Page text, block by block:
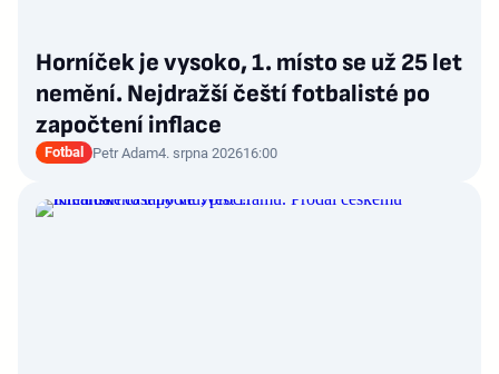
Horníček je vysoko, 1. místo se už 25 let
nemění. Nejdražší čeští fotbalisté po
započtení inflace
Fotbal Petr Adam4. srpna 202616:00